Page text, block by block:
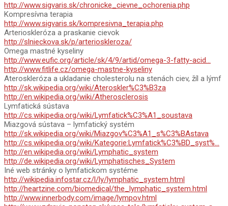
http://www.sigvaris.sk/chronicke_cievne_ochorenia.php
Kompresívna terapia
http://www.sigvaris.sk/kompresivna_terapia.php
Arterioskleróza a praskanie cievok
http://slnieckova.sk/p/arterioskleroza/
Omega mastné kyseliny
http://www.eufic.org/article/sk/4/9/artid/omega-3-fatty-acid…
http://www.fitlife.cz/omega-mastne-kyseliny
Ateroskleróza a ukladanie cholesterolu na stenách ciev, žíl a lýmf
http://sk.wikipedia.org/wiki/Ateroskler%C3%B3za
http://en.wikipedia.org/wiki/Atherosclerosis
Lymfatická sústava
http://cs.wikipedia.org/wiki/Lymfatick%C3%A1_soustava
Miazgová sústava – lymfatický systém
http://sk.wikipedia.org/wiki/Miazgov%C3%A1_s%C3%BAstava
http://cs.wikipedia.org/wiki/Kategorie:Lymfatick%C3%BD_syst%…
http://en.wikipedia.org/wiki/Lymphatic_system
http://de.wikipedia.org/wiki/Lymphatisches_System
Iné web stránky o lymfatickom systéme
http://wikipedia.infostar.cz/l/ly/lymphatic_system.html
http://heartzine.com/biomedical/the_lymphatic_system.html
http://www.innerbody.com/image/lympov.html